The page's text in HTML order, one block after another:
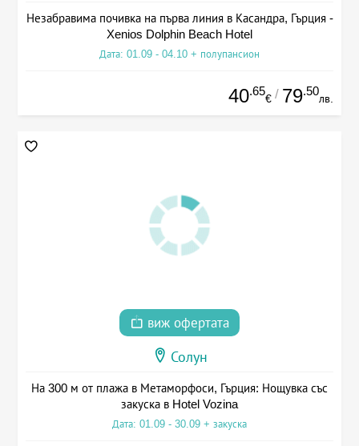
Незабравима почивка на първа линия в Касандра, Гърция -
Xenios Dolphin Beach Hotel
Дата: 01.09 - 04.10 + полупансион
40.65
€ / 79.50
лв.
виж офертата
Солун
На 300 м от плажа в Метаморфоси, Гърция: Нощувка със
закуска в Hotel Vozina
Дата: 01.09 - 30.09 + закуска